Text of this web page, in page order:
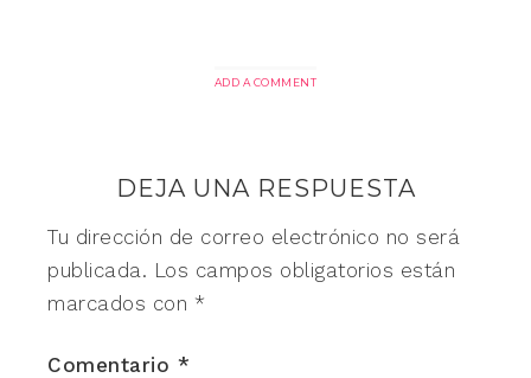
ADD A COMMENT
DEJA UNA RESPUESTA
Tu dirección de correo electrónico no será
publicada. Los campos obligatorios están
marcados con *
Comentario *